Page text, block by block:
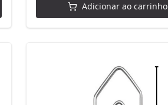
Adicionar ao carrinho